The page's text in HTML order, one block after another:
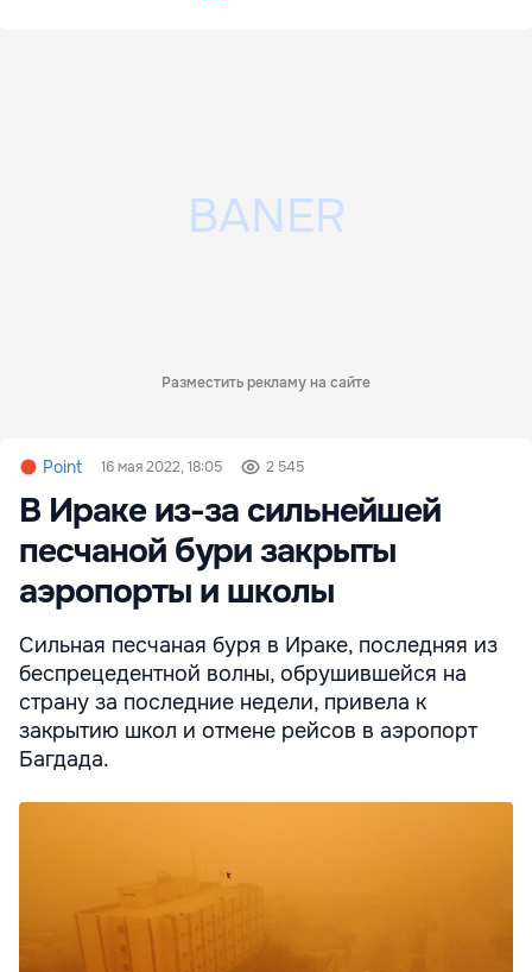
Разместить рекламу на сайте
Point 16 мая 2022, 18:05 2 545
В Ираке из-за сильнейшей
песчаной бури закрыты
аэропорты и школы
Сильная песчаная буря в Ираке, последняя из
беспрецедентной волны, обрушившейся на
страну за последние недели, привела к
закрытию школ и отмене рейсов в аэропорт
Багдада.